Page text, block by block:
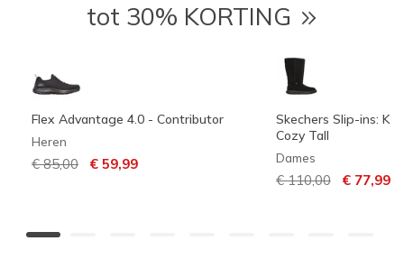
tot 30% KORTING
Flex Advantage 4.0 - Contributor
Heren
Prijs verlaagd van
€ 85,00 naar
€ 59,99
Skechers Slip-ins:
Cozy Tall
Dames
Prijs verlaagd van
€ 110,00naar
€ 77,99